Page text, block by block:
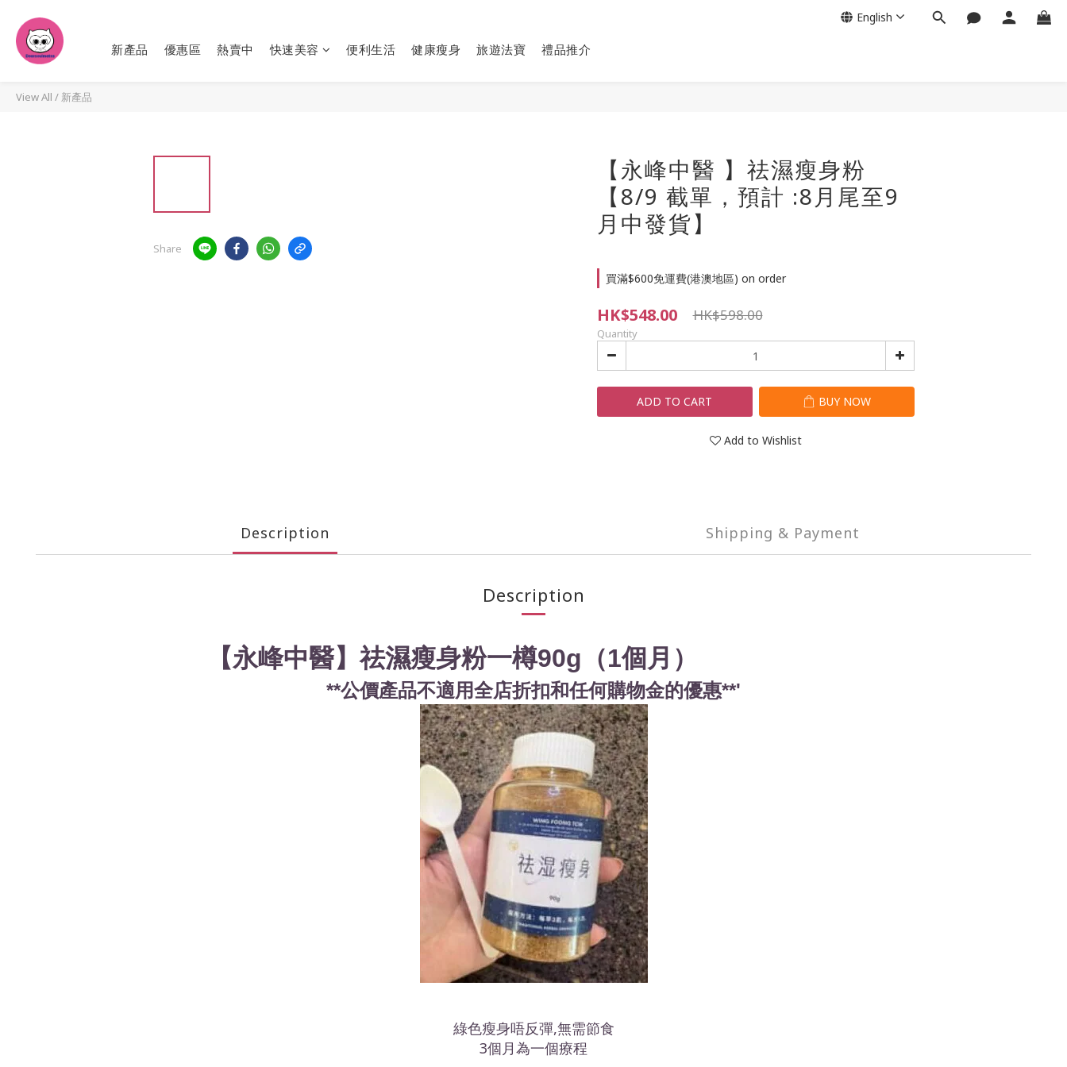
新產品 優惠區 熱賣中 快速美容 便利生活 健康瘦身 旅遊法寶 禮品推介
English
View All / 新產品
Share
【永峰中醫 】祛濕瘦身粉
【8/9 截單，預計 :8月尾至9
月中發貨】
買滿$600免運費(港澳地區) on order
HK$548.00 HK$598.00
Quantity
ADD TO CART BUY NOW
Add to Wishlist
Description Shipping & Payment
Description
【永峰中醫】祛濕瘦身粉一樽90g（1個月）
**公價產品不適用全店折扣和任何購物金的優惠**'
綠色瘦身唔反彈,無需節食
3個月為一個療程